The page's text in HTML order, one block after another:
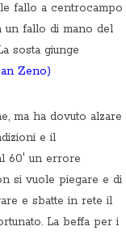
fallo a centrocampo
un fallo di mano del
sosta giunge
Zeno)
ma ha dovuto alzare
e il
60′ un errore
si vuole piegare e di
e sbatte in rete il
La beffa per i